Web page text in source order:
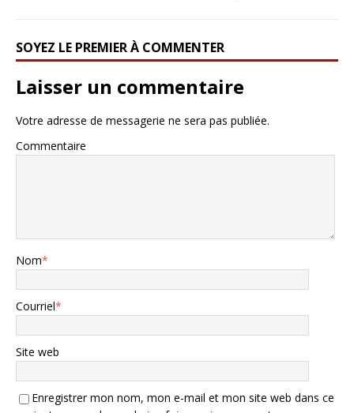
SOYEZ LE PREMIER À COMMENTER
Laisser un commentaire
Votre adresse de messagerie ne sera pas publiée.
Commentaire
Nom*
Courriel*
Site web
Enregistrer mon nom, mon e-mail et mon site web dans ce